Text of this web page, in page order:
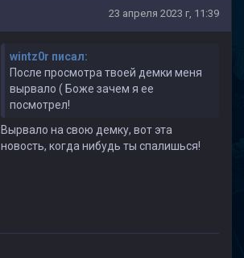
23 апреля 2023 г, 11:39
wintz0r писал:
После просмотра твоей демки меня
вырвало ( Боже зачем я ее
посмотрел!
Вырвало на свою демку, вот эта
новость, когда нибудь ты спалишься!